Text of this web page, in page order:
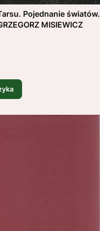
Pojednanie światów.
MISIEWICZ